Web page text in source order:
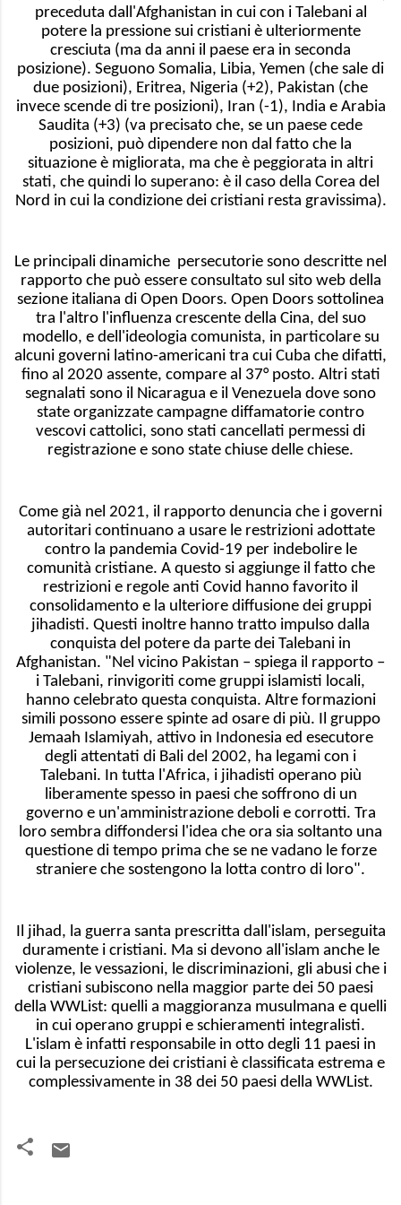
preceduta dall'Afghanistan in cui con i Talebani al
potere la pressione sui cristiani è ulteriormente
cresciuta (ma da anni il paese era in seconda
posizione). Seguono Somalia, Libia, Yemen (che sale di
due posizioni), Eritrea, Nigeria (+2), Pakistan (che
invece scende di tre posizioni), Iran (-1), India e Arabia
Saudita (+3) (va precisato che, se un paese cede
posizioni, può dipendere non dal fatto che la
situazione è migliorata, ma che è peggiorata in altri
stati, che quindi lo superano: è il caso della Corea del
Nord in cui la condizione dei cristiani resta gravissima).
Le principali dinamiche persecutorie sono descritte nel
rapporto che può essere consultato sul sito web della
sezione italiana di Open Doors. Open Doors sottolinea
tra l'altro l'influenza crescente della Cina, del suo
modello, e dell'ideologia comunista, in particolare su
alcuni governi latino-americani tra cui Cuba che difatti,
fino al 2020 assente, compare al 37° posto. Altri stati
segnalati sono il Nicaragua e il Venezuela dove sono
state organizzate campagne diffamatorie contro
vescovi cattolici, sono stati cancellati permessi di
registrazione e sono state chiuse delle chiese.
Come già nel 2021, il rapporto denuncia che i governi
autoritari continuano a usare le restrizioni adottate
contro la pandemia Covid-19 per indebolire le
comunità cristiane. A questo si aggiunge il fatto che
restrizioni e regole anti Covid hanno favorito il
consolidamento e la ulteriore diffusione dei gruppi
jihadisti. Questi inoltre hanno tratto impulso dalla
conquista del potere da parte dei Talebani in
Afghanistan. "Nel vicino Pakistan – spiega il rapporto –
i Talebani, rinvigoriti come gruppi islamisti locali,
hanno celebrato questa conquista. Altre formazioni
simili possono essere spinte ad osare di più. Il gruppo
Jemaah Islamiyah, attivo in Indonesia ed esecutore
degli attentati di Bali del 2002, ha legami con i
Talebani. In tutta l'Africa, i jihadisti operano più
liberamente spesso in paesi che soffrono di un
governo e un'amministrazione deboli e corrotti. Tra
loro sembra diffondersi l'idea che ora sia soltanto una
questione di tempo prima che se ne vadano le forze
straniere che sostengono la lotta contro di loro".
Il jihad, la guerra santa prescritta dall'islam, perseguita
duramente i cristiani. Ma si devono all'islam anche le
violenze, le vessazioni, le discriminazioni, gli abusi che i
cristiani subiscono nella maggior parte dei 50 paesi
della WWList: quelli a maggioranza musulmana e quelli
in cui operano gruppi e schieramenti integralisti.
L'islam è infatti responsabile in otto degli 11 paesi in
cui la persecuzione dei cristiani è classificata estrema e
complessivamente in 38 dei 50 paesi della WWList.